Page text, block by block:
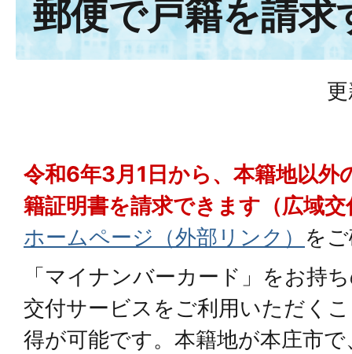
郵便で戸籍を請求
令和6年3月1日から、本籍地以外
籍証明書を請求できます（広域交
ホームページ（外部リンク） を
「マイナンバーカード」をお持
交付サービスをご利用いただく
得が可能です。本籍地が本庄市